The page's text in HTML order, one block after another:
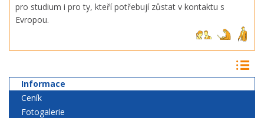
pro studium i pro ty, kteří potřebují zůstat v kontaktu s
Evropou.
Informace
Ceník
Fotogalerie